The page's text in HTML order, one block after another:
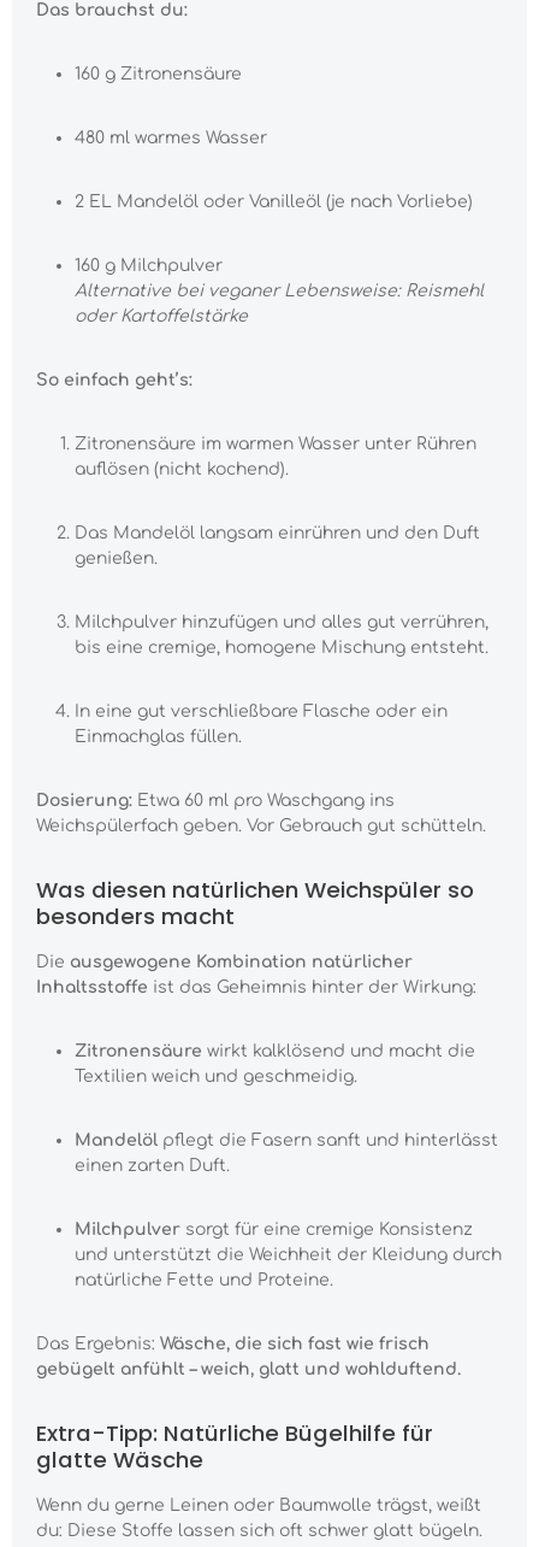
Das brauchst du:
160 g Zitronensäure
480 ml warmes Wasser
2 EL Mandelöl oder Vanilleöl (je nach Vorliebe)
160 g Milchpulver
Alternative bei veganer Lebensweise: Reismehl
oder Kartoffelstärke
So einfach geht’s:
Zitronensäure im warmen Wasser unter Rühren
auflösen (nicht kochend).
Das Mandelöl langsam einrühren und den Duft
genießen.
Milchpulver hinzufügen und alles gut verrühren,
bis eine cremige, homogene Mischung entsteht.
In eine gut verschließbare Flasche oder ein
Einmachglas füllen.
Dosierung: Etwa 60 ml pro Waschgang ins
Weichspülerfach geben. Vor Gebrauch gut schütteln.
Was diesen natürlichen Weichspüler so
besonders macht
Die ausgewogene Kombination natürlicher
Inhaltsstoffe ist das Geheimnis hinter der Wirkung:
Zitronensäure wirkt kalklösend und macht die
Textilien weich und geschmeidig.
Mandelöl pflegt die Fasern sanft und hinterlässt
einen zarten Duft.
Milchpulver sorgt für eine cremige Konsistenz
und unterstützt die Weichheit der Kleidung durch
natürliche Fette und Proteine.
Das Ergebnis: Wäsche, die sich fast wie frisch
gebügelt anfühlt – weich, glatt und wohlduftend.
Extra-Tipp: Natürliche Bügelhilfe für
glatte Wäsche
Wenn du gerne Leinen oder Baumwolle trägst, weißt
du: Diese Stoffe lassen sich oft schwer glatt bügeln.